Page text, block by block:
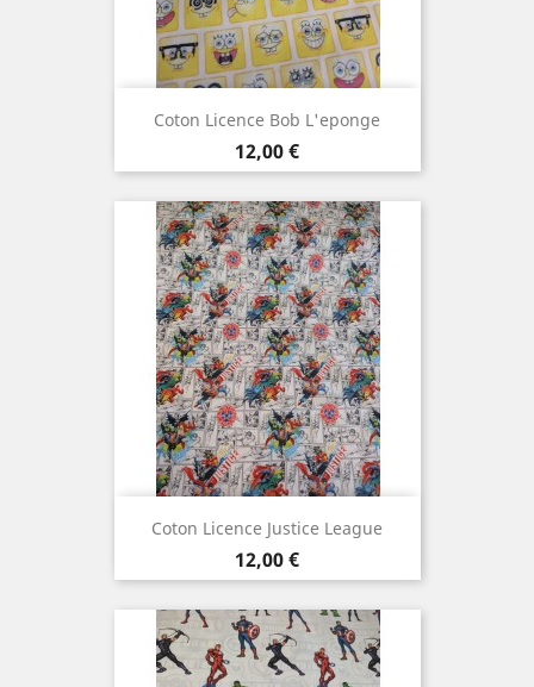
Coton Licence Bob L'eponge
Prix
12,00 €
Coton Licence Justice League
Prix
12,00 €